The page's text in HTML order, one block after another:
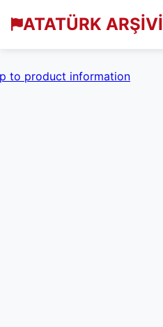
ATATÜRK ARŞİVİ
to product information